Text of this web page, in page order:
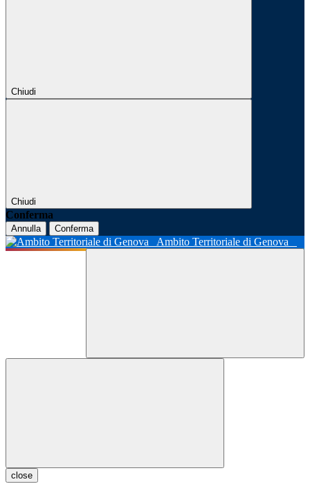
Chiudi
Chiudi
Conferma
Annulla Conferma
Ambito Territoriale di Genova
close